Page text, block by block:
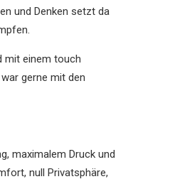
und Denken setzt da
mit einem touch
gerne mit den
maximalem Druck und
null Privatsphäre,